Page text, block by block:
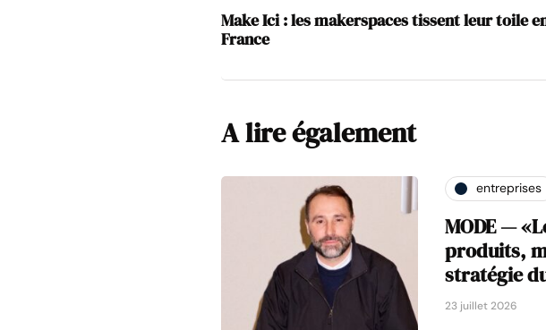
Make Ici : les makerspaces tissent leur toile
France
A lire également
entreprises
MODE —
produits,
stratégie
23 juillet 2026